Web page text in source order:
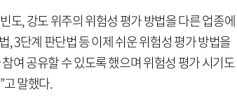
도, 강도 위주의 위험성 평가 방법을 다른 업종에
, 3단계 판단법 등 이제 쉬운 위험성 평가 방법을
여 공유할 수 있도록 했으며 위험성 평가 시기도
고 말했다.